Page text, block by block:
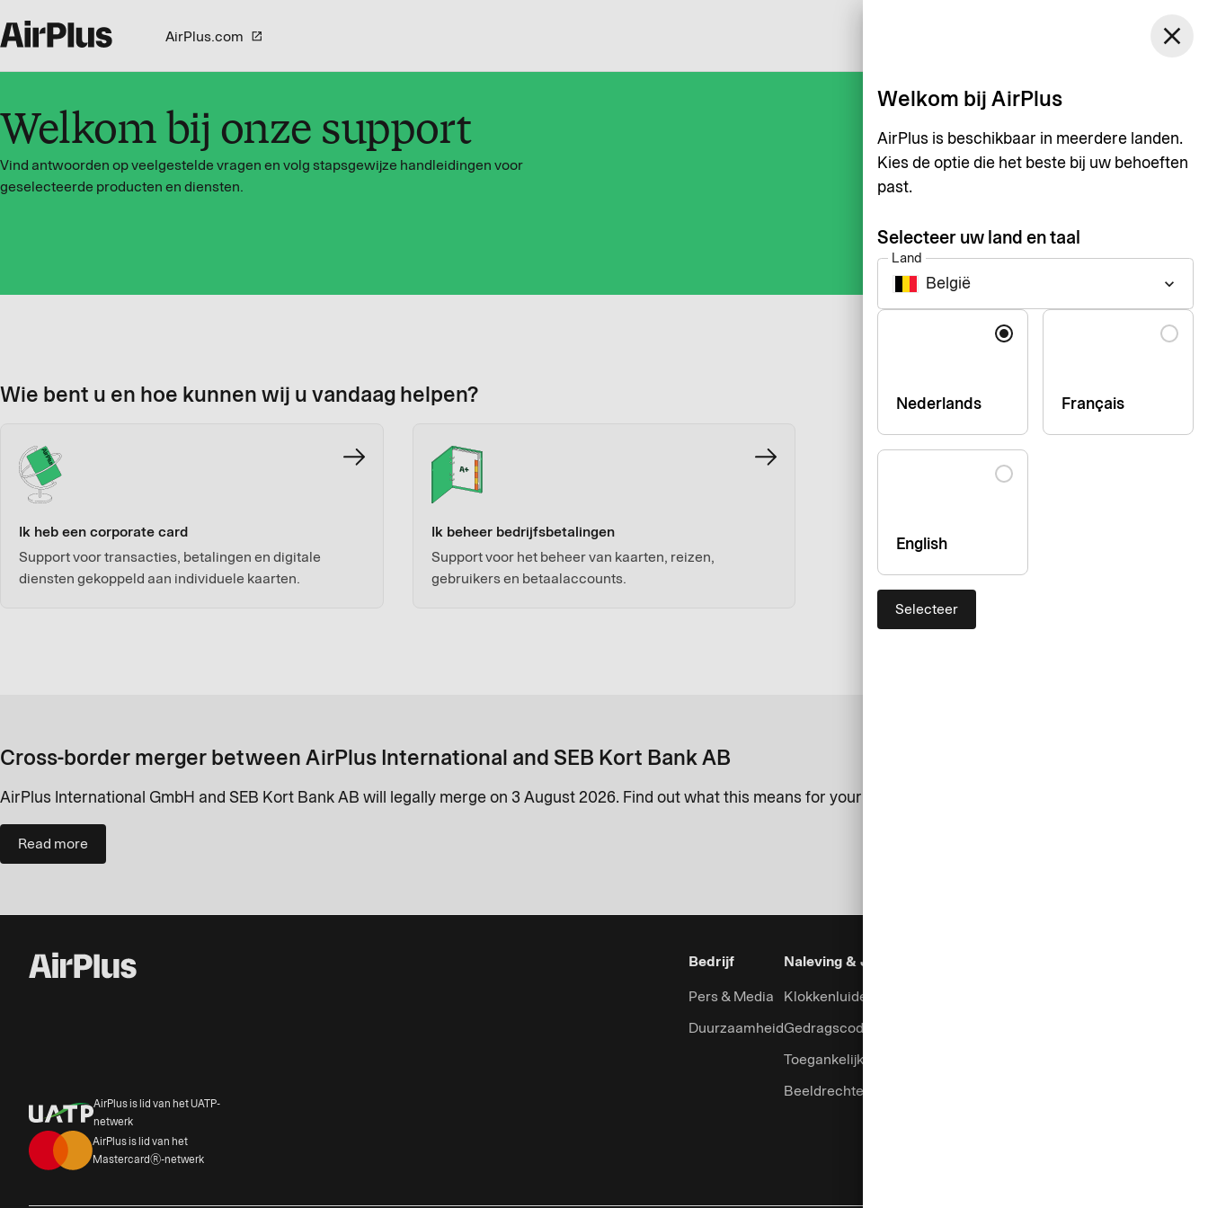
AirPlus.com Inloggen
close
Welkom bij AirPlus
AirPlus is beschikbaar in meerdere landen.
Kies de optie die het beste bij uw behoeften
past.
Selecteer uw land en taal
Land
België keyboard_arrow_down
Taal
Nederlands Français
English
Selecteer
Welkom bij onze support
Vind antwoorden op veelgestelde vragen en volg stapsgewijze handleidingen voor
geselecteerde producten en diensten.
Wie bent u en hoe kunnen wij u vandaag helpen?
Ik heb een corporate card
Support voor transacties, betalingen en digitale
diensten gekoppeld aan individuele kaarten.
Ik beheer bedrijfsbetalingen
Support voor het beheer van kaarten, reizen,
gebruikers en betaalaccounts.
Cross-border merger between AirPlus International and SEB Kort Bank AB
AirPlus International GmbH and SEB Kort Bank AB will legally merge on 3 August 2026. Find out what this means for your business.
Read more
AirPlus is lid van het UATP-
netwerk
AirPlus is lid van het
Mastercard®-netwerk
Bedrijf
Pers & Media
Duurzaamheid
Naleving & Juridisch
Klokkenluidersysteem
Gedragscode
Toegankelijkheid
Beeldrechten